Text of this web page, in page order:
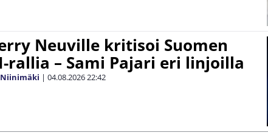
Neuville kritisoi Suomen
rallia – Sami Pajari eri linjoilla
| 04.08.202622:42